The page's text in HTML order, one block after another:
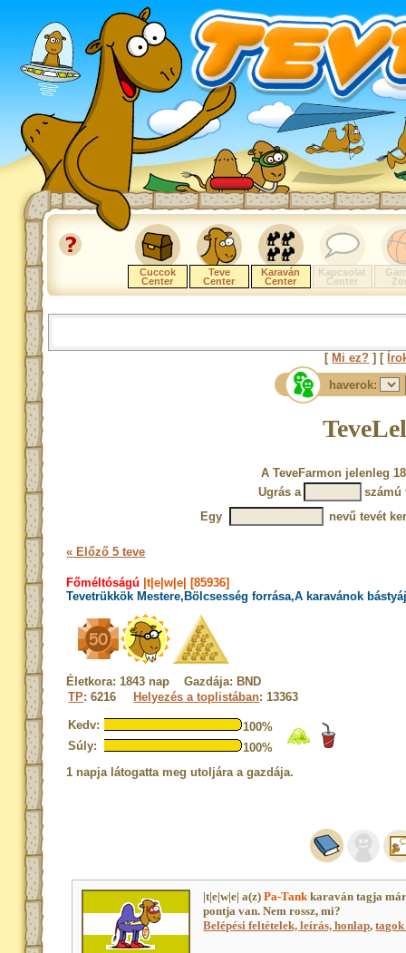
Cuccok
Center
Teve
Center
Karaván
Center
Kapcsolat
Center
[ Mi ez? ] [
haverok:
A TeveFarmon jelenleg
Ugrás a
számú
Egy
nevű tevét
« Előző 5 teve
Főméltóságú |t|e|w|e| [85936]
Tevetrükkök Mestere,Bölcsesség forrása,A karavánok
Életkora: 1843 nap Gazdája: BND
TP: 6216 Helyezés a toplistában: 13363
Kedv:
100%
Súly:
100%
1 napja látogatta meg utoljára a gazdája.
|t|e|w|e| a(z)Pa-Tankkaraván tagja
pontja van. Nem rossz, mi?
Belépési feltételek, leírás, honlap,